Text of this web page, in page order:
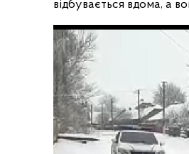
відбувається вдома, а